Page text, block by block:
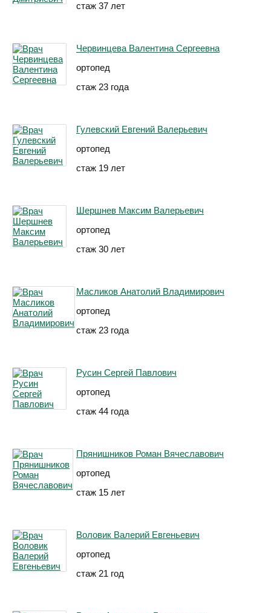
стаж 37 лет
Червинцева Валентина Сергеевна
ортопед
стаж 23 года
Гулевский Евгений Валерьевич
ортопед
стаж 19 лет
Шершнев Максим Валерьевич
ортопед
стаж 30 лет
Масликов Анатолий Владимирович
ортопед
стаж 23 года
Русин Сергей Павлович
ортопед
стаж 44 года
Прянишников Роман Вячеславович
ортопед
стаж 15 лет
Воловик Валерий Евгеньевич
ортопед
стаж 21 год